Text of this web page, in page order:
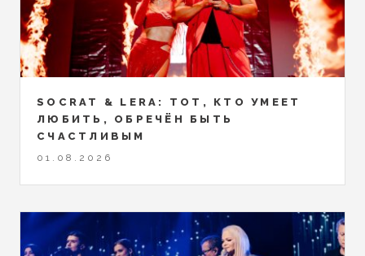
SOCRAT & LERA: ТОТ, КТО УМЕЕТ
ЛЮБИТЬ, ОБРЕЧЁН БЫТЬ
СЧАСТЛИВЫМ
01.08.2026